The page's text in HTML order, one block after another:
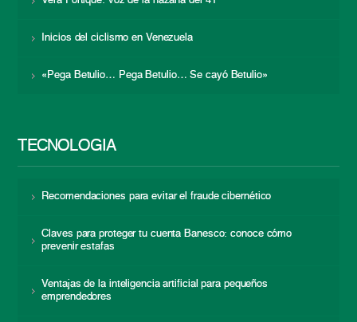
Inicios del ciclismo en Venezuela
«Pega Betulio… Pega Betulio… Se cayó Betulio»
TECNOLOGÍA
Recomendaciones para evitar el fraude cibernético
Claves para proteger tu cuenta Banesco: conoce cómo
prevenir estafas
Ventajas de la inteligencia artificial para pequeños
emprendedores